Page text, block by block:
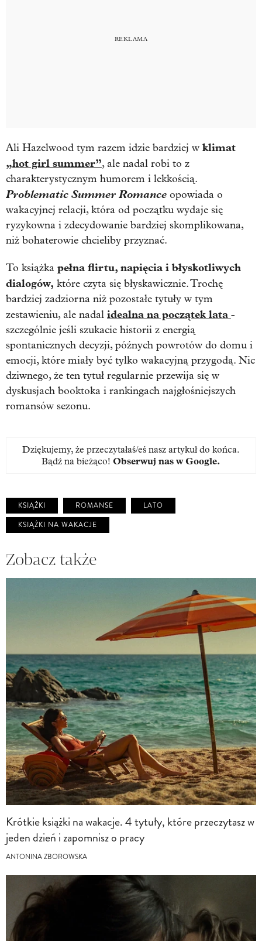
Ali Hazelwood tym razem idzie bardziej w klimat
„hot girl summer”, ale nadal robi to z
charakterystycznym humorem i lekkością.
Problematic Summer Romance opowiada o
wakacyjnej relacji, która od początku wydaje się
ryzykowna i zdecydowanie bardziej skomplikowana,
niż bohaterowie chcieliby przyznać.
To książka pełna flirtu, napięcia i błyskotliwych
dialogów, które czyta się błyskawicznie. Trochę
bardziej zadziorna niż pozostałe tytuły w tym
zestawieniu, ale nadal idealna na początek lata -
szczególnie jeśli szukacie historii z energią
spontanicznych decyzji, późnych powrotów do domu i
emocji, które miały być tylko wakacyjną przygodą. Nic
dziwnego, że ten tytuł regularnie przewija się w
dyskusjach booktoka i rankingach najgłośniejszych
romansów sezonu.
Dziękujemy, że przeczytałaś/eś nasz artykuł do końca.
Bądź na bieżąco! Obserwuj nas w Google.
KSIĄŻKI ROMANSE
LATO
KSIĄŻKI NA WAKACJE
Zobacz także
Krótkie książki na wakacje. 4 tytuły, które przeczytasz w
jeden dzień i zapomnisz o pracy
ANTONINA ZBOROWSKA